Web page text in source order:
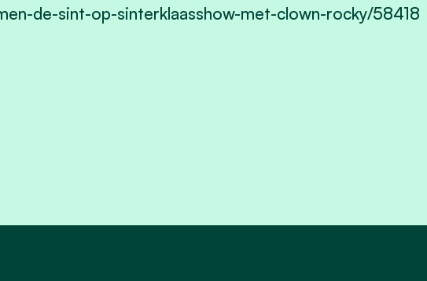
de-sint-op-sinterklaasshow-met-clown-rocky/58418